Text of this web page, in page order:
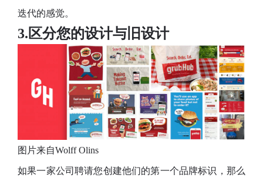
迭代的感觉。
3.区分您的设计与旧设计
图片来自Wolff Olins
如果一家公司聘请您创建他们的第一个品牌标识，那么